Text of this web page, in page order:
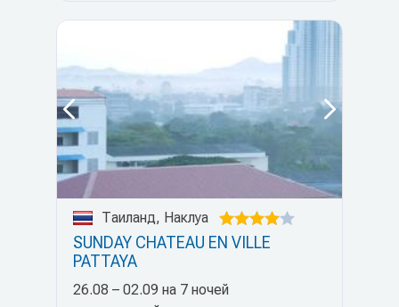
Таиланд, Наклуа
SUNDAY CHATEAU EN VILLE
PATTAYA
26.08 – 02.09 на 7 ночей